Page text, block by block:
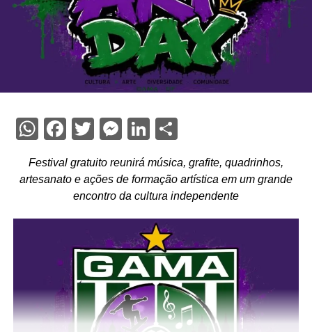
WhatsApp
Facebook
Twitter
Messenger
LinkedIn
Share
Festival gratuito reunirá música, grafite, quadrinhos,
artesanato e ações de formação artística em um grande
encontro da cultura independente